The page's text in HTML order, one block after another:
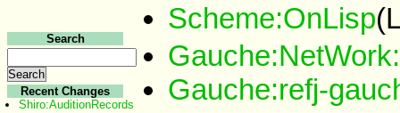
Scheme:OnLisp
Gauche:refj-
Search
Recent Changes
Shiro:AuditionRecords